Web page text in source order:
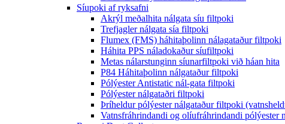
Síupoki af ryksafni
Akrýl meðalhita nálgata síu filtpoki
Trefjagler nálgata sía filtpoki
Flumex (FMS) háhitaþolinn nálagataður filtpoki
Háhita PPS náladokaður síufiltpoki
Metas nálarstunginn síunarfiltpoki við háan hita
P84 Háhitaþolinn nálgataður filtpoki
Pólýester Antistatic nál-gata filtpoki
Pólýester nálgataðri filtpoki
Þríheldur pólýester nálgataður filtpoki
Vatnsfráhrindandi og olíufráhrindandi pólýester